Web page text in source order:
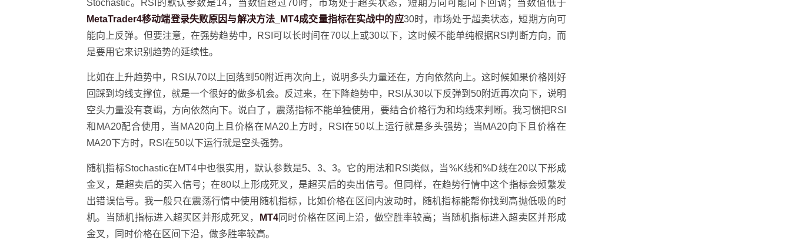
Stochastic。RSI的默认参数是14，当数值超过70时，市场处于超买状态，短期方向可能向下回调；当数值低于
MetaTrader4移动端登录失败原因与解决方法_MT4成交量指标在实战中的应30时，市场处于超卖状态，短期方向可
能向上反弹。但要注意，在强势趋势中，RSI可以长时间在70以上或30以下，这时候不能单纯根据RSI判断方向，而
是要用它来识别趋势的延续性。
比如在上升趋势中，RSI从70以上回落到50附近再次向上，说明多头力量还在，方向依然向上。这时候如果价格刚好
回踩到均线支撑位，就是一个很好的做多机会。反过来，在下降趋势中，RSI从30以下反弹到50附近再次向下，说明
空头力量没有衰竭，方向依然向下。说白了，震荡指标不能单独使用，要结合价格行为和均线来判断。我习惯把RSI
和MA20配合使用，当MA20向上且价格在MA20上方时，RSI在50以上运行就是多头强势；当MA20向下且价格在
MA20下方时，RSI在50以下运行就是空头强势。
随机指标Stochastic在MT4中也很实用，默认参数是5、3、3。它的用法和RSI类似，当%K线和%D线在20以下形成
金叉，是超卖后的买入信号；在80以上形成死叉，是超买后的卖出信号。但同样，在趋势行情中这个指标会频繁发
出错误信号。我一般只在震荡行情中使用随机指标，比如价格在区间内波动时，随机指标能帮你找到高抛低吸的时
机。当随机指标进入超买区并形成死叉，
MT4同时价格在区间上沿，做空胜率较高；当随机指标进入超卖区并形成
金叉，同时价格在区间下沿，做多胜率较高。